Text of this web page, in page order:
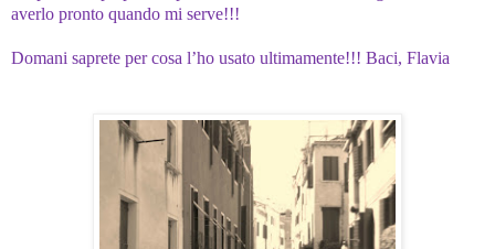
averlo pronto quando mi serve!!!
Domani saprete per cosa l’ho usato ultimamente!!! Baci, Flavia